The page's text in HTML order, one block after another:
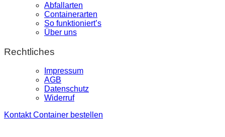
Abfallarten
Containerarten
So funktioniert’s
Über uns
Rechtliches
Impressum
AGB
Datenschutz
Widerruf
Kontakt Container bestellen